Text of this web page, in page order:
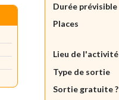
Durée prévisible
Places
Lieu de l'activité
Type de sortie
Sortie gratuite ?